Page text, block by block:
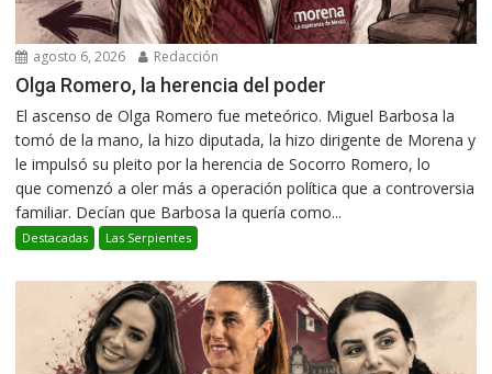
agosto 6, 2026 Redacción
Olga Romero, la herencia del poder
El ascenso de Olga Romero fue meteórico. Miguel Barbosa la
tomó de la mano, la hizo diputada, la hizo dirigente de Morena y
le impulsó su pleito por la herencia de Socorro Romero, lo
que comenzó a oler más a operación política que a controversia
familiar. Decían que Barbosa la quería como...
Destacadas Las Serpientes